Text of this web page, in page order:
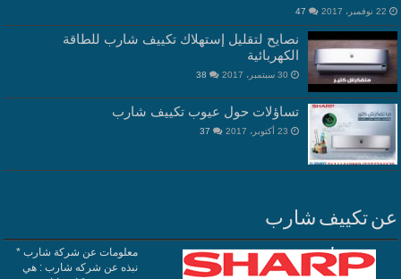
22 نوفمبر، 2017 47
نصايح لتقليل إستهلاك تكييف شارب للطاقة
الكهربائية
30 سبتمبر، 2017 38
تساؤلات حول عيوب تكييف شارب
23 أكتوبر، 2017 37
عن تكييف شارب
معلومات عن شركة شارب *
نبذه عن شركه شارب : هي